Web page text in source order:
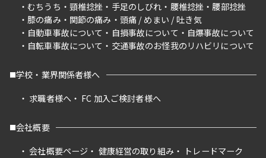
むちうち
頸椎捻挫 手足のしびれ 腰椎捻挫
腰部捻挫
膝の痛み
関節の痛み
頭痛 / めまい / 吐き気
自動車事故について
自損事故について
自爆事故について
自転車事故について
交通事故のお怪我のリハビリについて
学校・業界関係者様へ
求職者様へ
FC 加入ご検討者様へ
会社概要
会社概要ページ
健康経営の取り組み トレードマーク